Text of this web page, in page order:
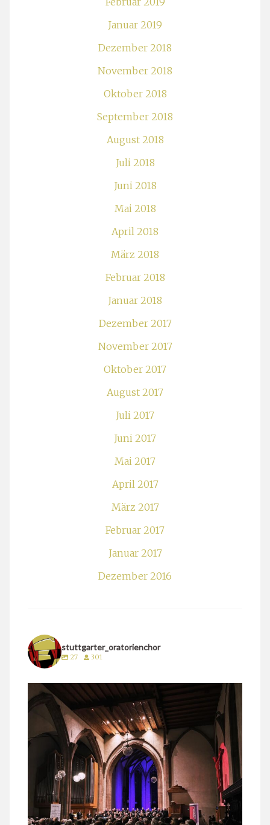
Januar 2019
Dezember 2018
November 2018
Oktober 2018
September 2018
August 2018
Juli 2018
Juni 2018
Mai 2018
April 2018
März 2018
Februar 2018
Januar 2018
Dezember 2017
November 2017
Oktober 2017
August 2017
Juli 2017
Juni 2017
Mai 2017
April 2017
März 2017
Februar 2017
Januar 2017
Dezember 2016
stuttgarter_oratorienchor
27 301
stuttgarter_oratorienchor
März 24